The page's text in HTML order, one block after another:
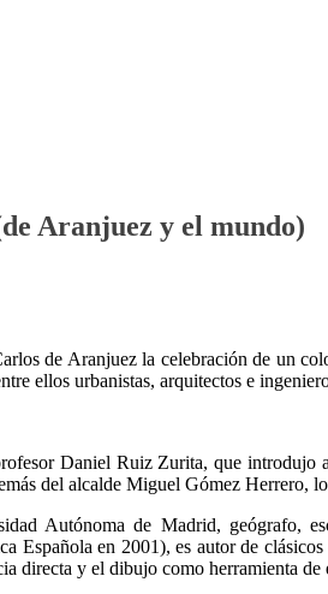
Aranjuez y el mundo)
de Aranjuez la celebración de un
ellos urbanistas, arquitectos e
Daniel Ruiz Zurita, que
del alcalde Miguel Gómez Herrero,
Autónoma de Madrid, geógrafo,
Española en 2001), es autor de clásicos
directa y el dibujo como herramienta de